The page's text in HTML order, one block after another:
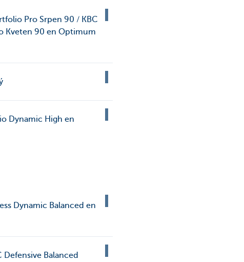
Pro Srpen 90 / KBC
Kveten 90 en Optimum
Dynamic High en
Dynamic Balanced en
Defensive Balanced